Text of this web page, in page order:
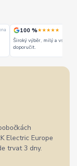
100 %★★★★★
Široký výběr, milý a
doporučit.
Electric Europe
trvat 3 dny.